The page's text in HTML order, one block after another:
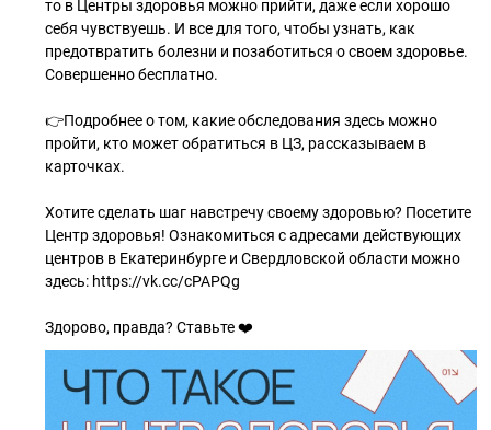
то в Центры здоровья можно прийти, даже если хорошо
себя чувствуешь. И все для того, чтобы узнать, как
предотвратить болезни и позаботиться о своем здоровье.
Совершенно бесплатно.
👉Подробнее о том, какие обследования здесь можно
пройти, кто может обратиться в ЦЗ, рассказываем в
карточках.
Хотите сделать шаг навстречу своему здоровью? Посетите
Центр здоровья! Ознакомиться с адресами действующих
центров в Екатеринбурге и Свердловской области можно
здесь: https://vk.cc/cPAPQg
Здорово, правда? Ставьте ❤️